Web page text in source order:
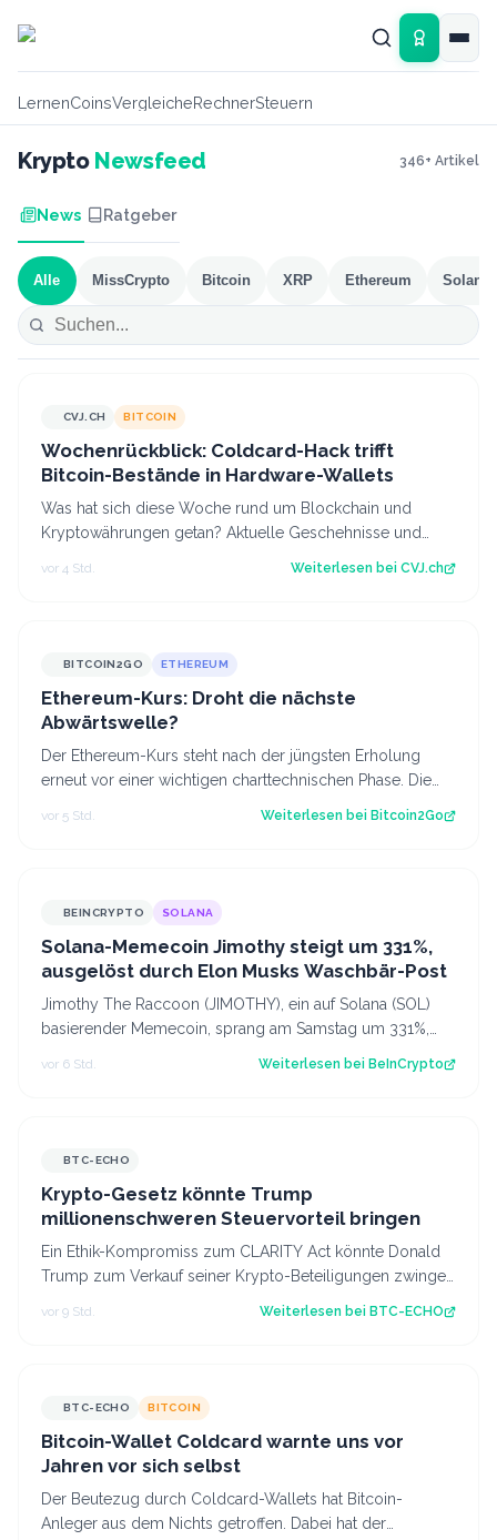
LernenCoinsVergleicheRechnerSteuern
Krypto Newsfeed 346+ Artikel
News Ratgeber
Alle MissCrypto Bitcoin XRP Ethereum Solana
CVJ.CHCVJ.CH BITCOIN
Wochenrückblick: Coldcard-Hack trifft
Bitcoin-Bestände in Hardware-Wallets
Was hat sich diese Woche rund um Blockchain und
Kryptowährungen getan? Aktuelle Geschehnisse und
vor 4 Std. Weiterlesen bei CVJ.ch
BITCOIN2GO ETHEREUM
Ethereum-Kurs: Droht die nächste
Abwärtswelle?
Der Ethereum-Kurs steht nach der jüngsten Erholung
erneut vor einer wichtigen charttechnischen Phase. Die
vor 5 Std. Weiterlesen bei Bitcoin2Go
BEINCRYPTO SOLANA
Solana-Memecoin Jimothy steigt um 331%,
ausgelöst durch Elon Musks Waschbär-Post
Jimothy The Raccoon (JIMOTHY), ein auf Solana (SOL)
basierender Memecoin, sprang am Samstag um 331%,
vor 6 Std. Weiterlesen bei BeInCrypto
BTC-ECHO
Krypto-Gesetz könnte Trump
millionenschweren Steuervorteil bringen
Ein Ethik-Kompromiss zum CLARITY Act könnte Donald
Trump zum Verkauf seiner Krypto-Beteiligungen zwingen
vor 9 Std. Weiterlesen bei BTC-ECHO
BTC-ECHO BITCOIN
Bitcoin-Wallet Coldcard warnte uns vor
Jahren vor sich selbst
Der Beutezug durch Coldcard-Wallets hat Bitcoin-
Anleger aus dem Nichts getroffen. Dabei hat der